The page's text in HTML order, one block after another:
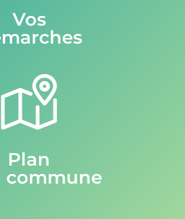
Vos
Plan
commune